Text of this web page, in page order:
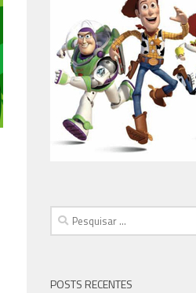
Pesquisar
por:
POSTS RECENTES